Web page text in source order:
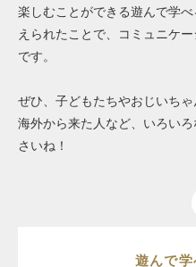
楽しむことができる遊んで学
えられたことで、コミュニケ
です。
ぜひ、子どもたちやおじいち
海外から来た人など、いろい
さいね！
遊んで